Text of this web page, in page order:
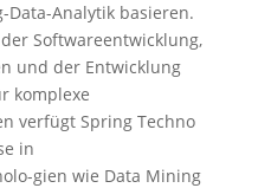
Data-Analytik basieren.
Softwareentwicklung,
und der Entwicklung
komplexe
verfügt Spring Techno
in
gien wie Data Mining